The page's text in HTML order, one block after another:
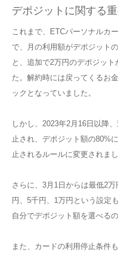
デポジットに関する
これまで、ETCパーソナルカ
で、月の利用額がデポジット
と、追加で2万円のデポジッ
た。解約時には戻ってくるお
ックとなっていました。
しかし、2023年2月16日以降
止され、デポジット額の80%
止されるルールに変更されまし
さらに、3月1日からは最低2
円、5千円、1万円という設定
自分でデポジット額を選べる
また、カードの利用停止条件